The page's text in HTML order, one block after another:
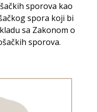
sporova kao
spora koji bi
sa Zakonom o
sporova.